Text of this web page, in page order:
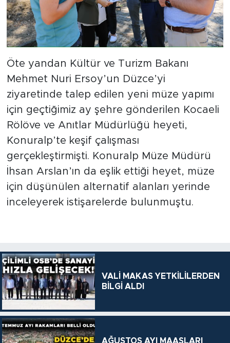
Öte yandan Kültür ve Turizm Bakanı
Mehmet Nuri Ersoy’un Düzce’yi
ziyaretinde talep edilen yeni müze yapımı
için geçtiğimiz ay şehre gönderilen Kocaeli
Rölöve ve Anıtlar Müdürlüğü heyeti,
Konuralp’te keşif çalışması
gerçekleştirmişti. Konuralp Müze Müdürü
İhsan Arslan’ın da eşlik ettiği heyet, müze
için düşünülen alternatif alanları yerinde
inceleyerek istişarelerde bulunmuştu.
VALİ MAKAS YETKİLİLERDEN
BİLGİ ALDI
AĞUSTOS AYI MAAŞLARI